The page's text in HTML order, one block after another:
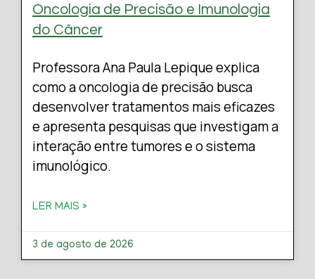
Oncologia de Precisão e Imunologia
do Câncer
Professora Ana Paula Lepique explica
como a oncologia de precisão busca
desenvolver tratamentos mais eficazes
e apresenta pesquisas que investigam a
interação entre tumores e o sistema
imunológico.
LER MAIS »
3 de agosto de 2026